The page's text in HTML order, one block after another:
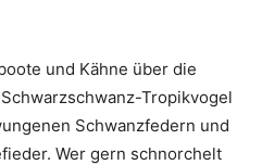
und Kähne über die
Tropikvogel
Schwanzfedern und
Wer gern schnorchelt